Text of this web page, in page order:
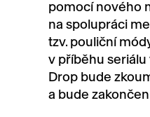
pomocí nového
na spolupráci
tzv. pouliční
v příběhu seriálu
Drop bude
a bude